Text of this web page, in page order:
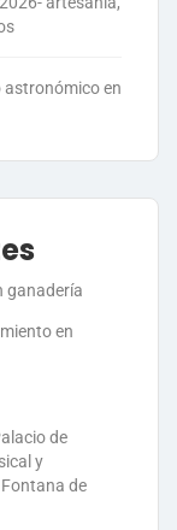
astronómico en
ganadería
en
de
y
de